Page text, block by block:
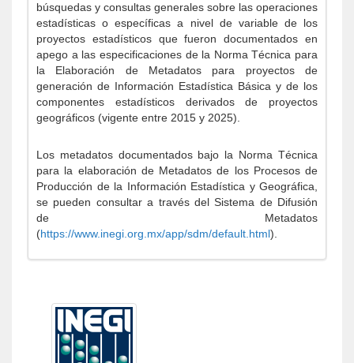
búsquedas y consultas generales sobre las operaciones
estadísticas o específicas a nivel de variable de los
proyectos estadísticos que fueron documentados en
apego a las especificaciones de la Norma Técnica para
la Elaboración de Metadatos para proyectos de
generación de Información Estadística Básica y de los
componentes estadísticos derivados de proyectos
geográficos (vigente entre 2015 y 2025).
Los metadatos documentados bajo la Norma Técnica
para la elaboración de Metadatos de los Procesos de
Producción de la Información Estadística y Geográfica,
se pueden consultar a través del Sistema de Difusión
de Metadatos
(https://www.inegi.org.mx/app/sdm/default.html).